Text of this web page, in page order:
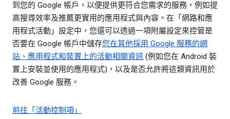
到您的 Google 帳戶，以便提供更符合您需求的服務，例如提
高搜尋效率及推薦更實用的應用程式與內容。在「網路和應
用程式活動」設定中，您還可以透過一項附屬設定來控管是
否要在 Google 帳戶中儲存您在其他採用 Google 服務的網
站、應用程式和裝置上的活動相關資訊 (例如您在 Android 裝
置上安裝並使用的應用程式)，以及是否允許將這類資訊用於
改善 Google 服務。
前往「活動控制項」